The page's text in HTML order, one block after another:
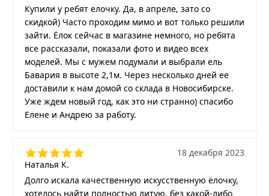
Купили у ребят елочку. Да, в апреле, зато со
скидкой) Часто проходим мимо и вот только решили
зайти. Ёлок сейчас в магазине немного, но ребята
все рассказали, показали фото и видео всех
моделей. Мы с мужем подумали и выбрали ель
Бавария в высоте 2,1м. Через несколько дней ее
доставили к нам домой со склада в Новосибирске.
Уже ждем новый год, как это ни странно) спасибо
Елене и Андрею за работу.
Наталья К.
18 декабря 2023
Долго искала качественную искусственную ёлочку,
хотелось найти полностью литую, без какой-либо